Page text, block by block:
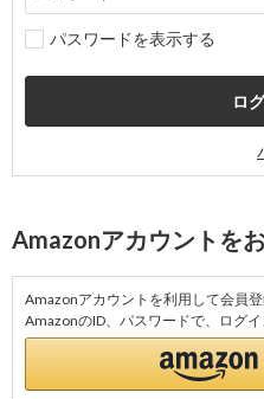
パスワードを表示する
Amazonアカウントを
Amazonアカウントを利用して会員登
AmazonのID、パスワードで、ログイ